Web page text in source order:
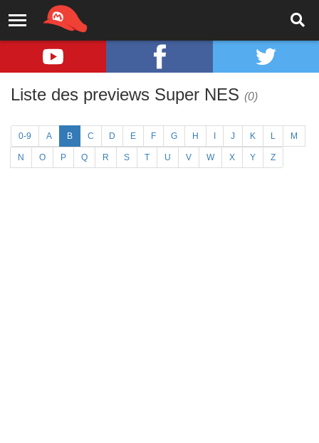
Liste des previews Super NES (0)
0-9 A B C D E F G H J K L M
N O P Q R S T U V W X Y Z